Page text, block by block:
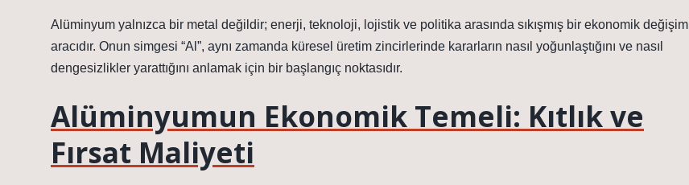
Alüminyum yalnızca bir metal değildir; enerji, teknoloji, lojistik ve politika arasında sıkışmış bir ekonomik değişim
aracıdır. Onun simgesi “Al”, aynı zamanda küresel üretim zincirlerinde kararların nasıl yoğunlaştığını ve nasıl
dengesizlikler yarattığını anlamak için bir başlangıç noktasıdır.
Alüminyumun Ekonomik Temeli: Kıtlık ve
Fırsat Maliyeti